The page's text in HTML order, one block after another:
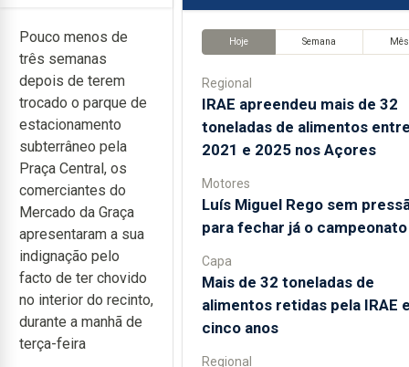
Pouco menos de
três semanas
depois de terem
trocado o parque de
estacionamento
subterrâneo pela
Praça Central, os
comerciantes do
Mercado da Graça
apresentaram a sua
indignação pelo
facto de ter chovido
no interior do recinto,
durante a manhã de
terça-feira
Hoje Semana Mês
Regional
IRAE apreendeu mais de 32
toneladas de alimentos
2021 e 2025 nos Açores
Motores
Luís Miguel Rego sem
para fechar já o campeonato
Capa
Mais de 32 toneladas de
alimentos retidas pela IRAE
cinco anos
Regional